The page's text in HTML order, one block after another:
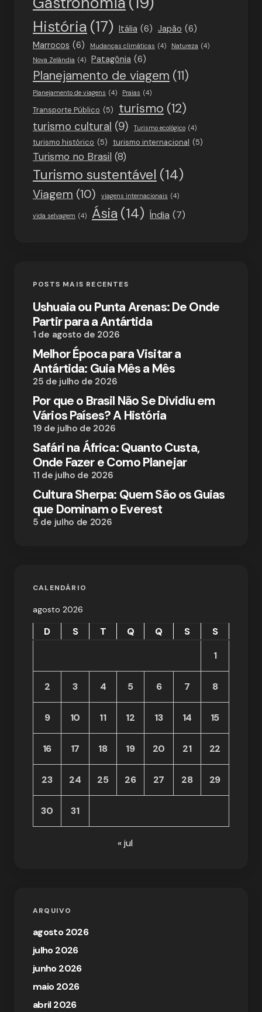
História (17) Itália (6) Japão (6)
Marrocos (6) Mudanças climáticas (4) Natureza (4)
Nova Zelândia (4) Patagônia (6)
Planejamento de viagem (11)
Planejamento de viagens (4) Praias (4)
Transporte Público (5) turismo (12)
turismo cultural (9) Turismo ecológico (4)
turismo histórico (5) turismo internacional (5)
Turismo no Brasil (8)
Turismo sustentável (14)
Viagem (10) viagens internacionais (4)
vida selvagem (4) Ásia (14) Índia (7)
POSTS MAIS RECENTES
Ushuaia ou Punta Arenas: De Onde
Partir para a Antártida
1 de agosto de 2026
Melhor Época para Visitar a
Antártida: Guia Mês a Mês
25 de julho de 2026
Por que o Brasil Não Se Dividiu em
Vários Países? A História
19 de julho de 2026
Safári na África: Quanto Custa,
Onde Fazer e Como Planejar
11 de julho de 2026
Cultura Sherpa: Quem São os Guias
que Dominam o Everest
5 de julho de 2026
CALENDÁRIO
agosto 2026
D S T Q Q S
S
1
2 3 4 5 6 7 8
9 10 11 12 13 14 15
16 17 18 19 20 21 22
23 24 25 26 27 28 29
30 31
« jul
ARQUIVO
agosto 2026
julho 2026
junho 2026
maio 2026
abril 2026